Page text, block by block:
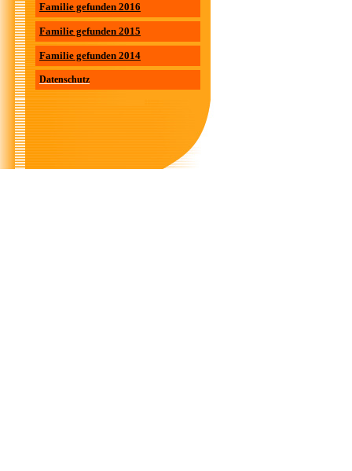
Familie gefunden 2016
Familie gefunden 2015
Familie gefunden 2014
Datenschutz